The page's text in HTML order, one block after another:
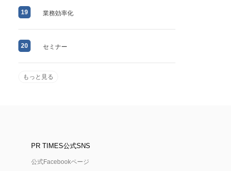
19 業務効率化
20 セミナー
もっと見る
PR TIMES公式SNS
公式Facebookページ